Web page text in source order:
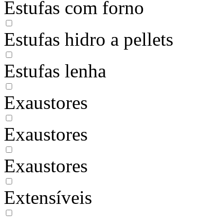
Estufas com forno
Estufas hidro a pellets
Estufas lenha
Exaustores
Exaustores
Exaustores
Extensíveis